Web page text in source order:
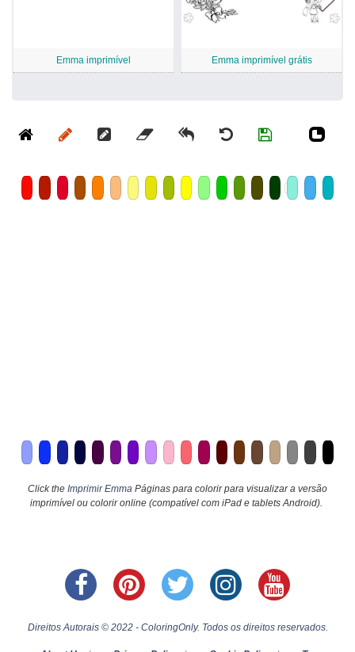
Emma imprimível Emma imprimível grátis
Click the Imprimir Emma Páginas para colorir para visualizar a versão
imprimível ou colorir online (compatível com iPad e tablets Android).
Direitos Autorais © 2022 - ColoringOnly. Todos os direitos reservados.